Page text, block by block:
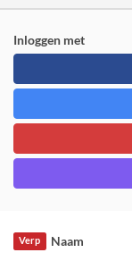
Inloggen met
Naam
Verp